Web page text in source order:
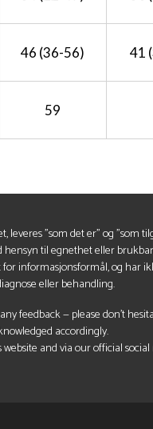
46 (36-56) 41
59
"som det er" og "som
til egnethet eller
informasjonsformål, og har
eller behandling.
feedback — please don’t
accordingly.
and via our official